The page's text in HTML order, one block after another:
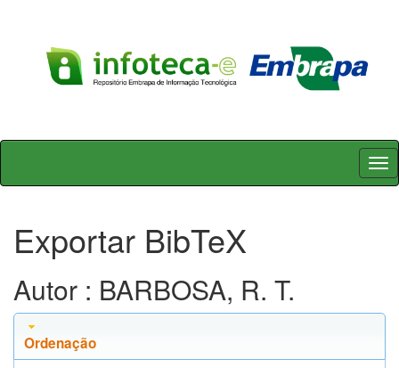
Skip
Exportar BibTeX
Autor : BARBOSA, R. T.
Ordenação